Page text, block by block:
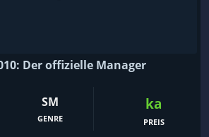
Der offizielle Manager
SM
GENRE
ka
PREIS